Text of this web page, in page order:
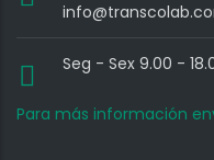
Seg - Sex 9.00 -
Para más información